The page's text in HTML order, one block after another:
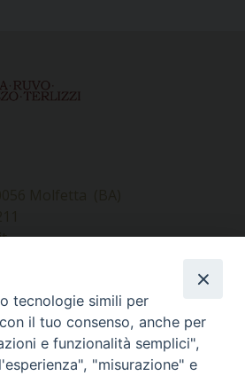
–
sociali
Molfetta (BA)
tecnologie simili per
il tuo consenso, anche per
e funzionalità semplici",
"misurazione" e